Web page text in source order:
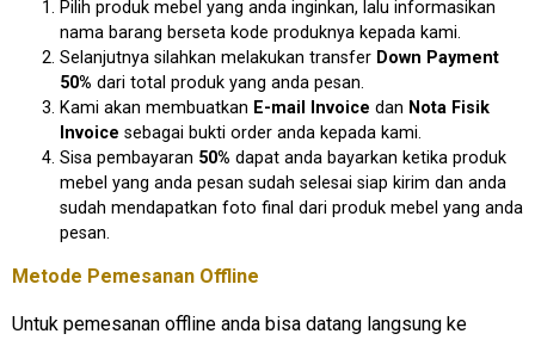
Pilih produk mebel yang anda inginkan, lalu informasikan
nama barang berseta kode produknya kepada kami.
Selanjutnya silahkan melakukan transfer Down Payment
50% dari total produk yang anda pesan.
Kami akan membuatkan E-mail Invoice dan Nota Fisik
Invoice sebagai bukti order anda kepada kami.
Sisa pembayaran 50% dapat anda bayarkan ketika produk
mebel yang anda pesan sudah selesai siap kirim dan anda
sudah mendapatkan foto final dari produk mebel yang anda
pesan.
Metode Pemesanan Offline
Untuk pemesanan offline anda bisa datang langsung ke